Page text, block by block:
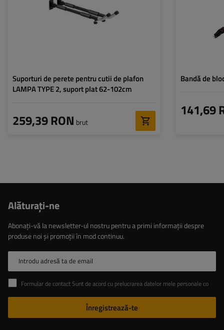
Suporturi de perete pentru cutii de plafon
LAMPA TYPE 2, suport plat 62-102cm
259,39 RON brut
Bandă de
141,69
Alăturaţi-ne
Abonați-vă la newsletter-ul nostru pentru a primi informații despre
produse noi și promoții în mod continuu.
Introdu adresă ta de email
Formular de contact Sunt de acord cu prelucrarea datelor mele personale conținute în formularul de contact în conformitate cu Regulamentul Parlamentului European și al Consiliului (UE)
Înregistrează-te